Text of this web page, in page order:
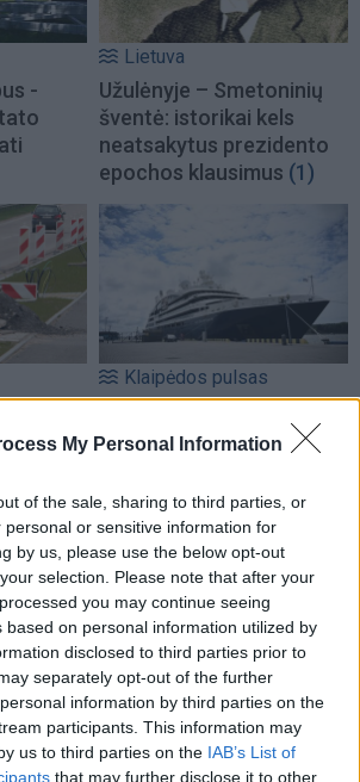
My Personal Information
of the sale, sharing to third parties, or
personal or sensitive information for
by us, please use the below opt-out
selection. Please note that after your
you may continue seeing
based on personal information utilized by
disclosed to third parties prior to
separately opt-out of the further
information by third parties on the
participants. This information may
us to third parties on the IAB’s List of
that may further disclose it to other
-
Lietuva
Užulėnyje – Smetoninių
šventė: istorikai kels
neatsakytus prezidento
epochos klausimus (1)
Klaipėdos pulsas
laivas, kuriame galima
skleidžiamus garsus
Lietuva
Čmilytė-Nielsen
neatmeta idėjos